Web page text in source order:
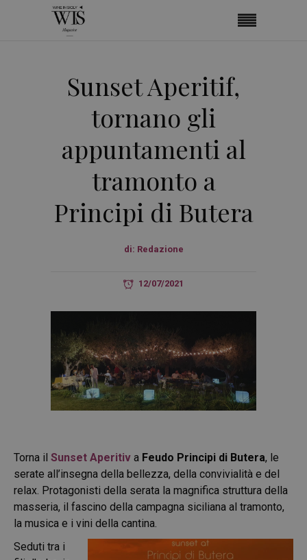
Sunset Aperitif,
tornano gli
appuntamenti al
tramonto a
Principi di Butera
di: Redazione
12/07/2021
Torna il Sunset Aperitiv a Feudo Principi di Butera, le
serate all’insegna della bellezza, della convivialità e del
relax. Protagonisti della serata la magnifica struttura della
masseria, il fascino della campagna siciliana al tramonto,
la musica e i vini della cantina.
Seduti tra i